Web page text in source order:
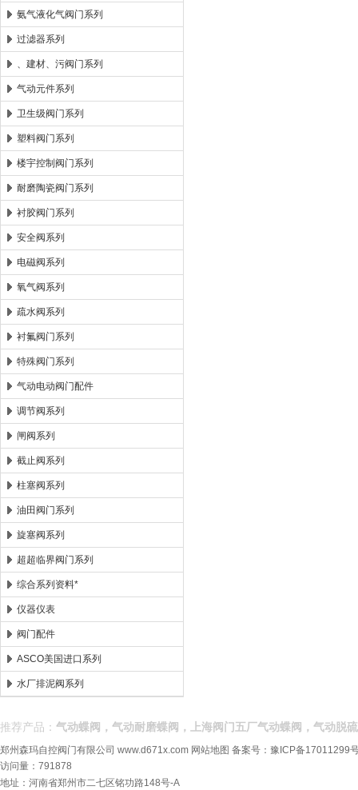
氨气液化气阀门系列
过滤器系列
、建材、污阀门系列
气动元件系列
卫生级阀门系列
塑料阀门系列
楼宇控制阀门系列
耐磨陶瓷阀门系列
衬胶阀门系列
安全阀系列
电磁阀系列
氧气阀系列
疏水阀系列
衬氟阀门系列
特殊阀门系列
气动电动阀门配件
调节阀系列
闸阀系列
截止阀系列
柱塞阀系列
油田阀门系列
旋塞阀系列
超超临界阀门系列
综合系列资料*
仪器仪表
阀门配件
ASCO美国进口系列
水厂排泥阀系列
推荐产品： 气动蝶阀，气动耐磨蝶阀，上海阀门五厂气动蝶阀，气动脱
郑州森玛自控阀门有限公司 www.d671x.com 网站地图 备案号： 豫ICP备17011299
访问量：791878
地址：河南省郑州市二七区铭功路148号-A